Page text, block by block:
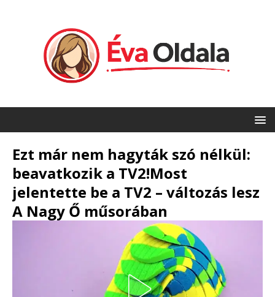
Ezt már nem hagyták szó nélkül:
beavatkozik a TV2!Most
jelentette be a TV2 – változás lesz
A Nagy Ő műsorában